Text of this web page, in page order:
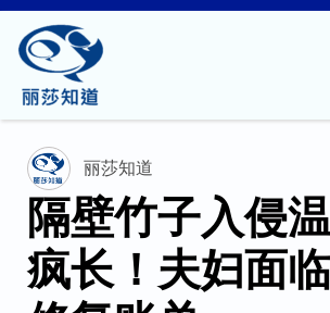
丽莎知道
隔壁竹子入侵
疯长！夫妇面